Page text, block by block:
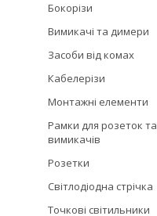
Бокорізи
Вимикачі та димери
Засоби від комах
Кабелерізи
Монтажні елементи
Рамки для розеток та
вимикачів
Розетки
Світлодіодна стрічка
Точкові світильники